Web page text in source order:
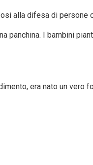
alla difesa di persone
panchina. I bambini
era nato un vero